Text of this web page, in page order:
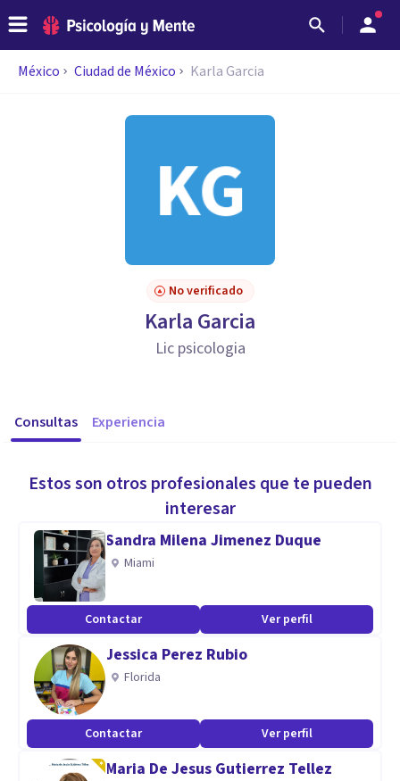
México Ciudad de México Karla Garcia
No verificado
Karla Garcia
Lic psicologia
Consultas Experiencia
Estos son otros profesionales que te pueden
interesar
Sandra Milena Jimenez Duque
Miami
Contactar Ver perfil
Jessica Perez Rubio
Florida
Contactar Ver perfil
Maria De Jesus Gutierrez Tellez